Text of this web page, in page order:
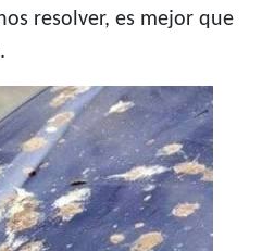
resolver, es mejor que